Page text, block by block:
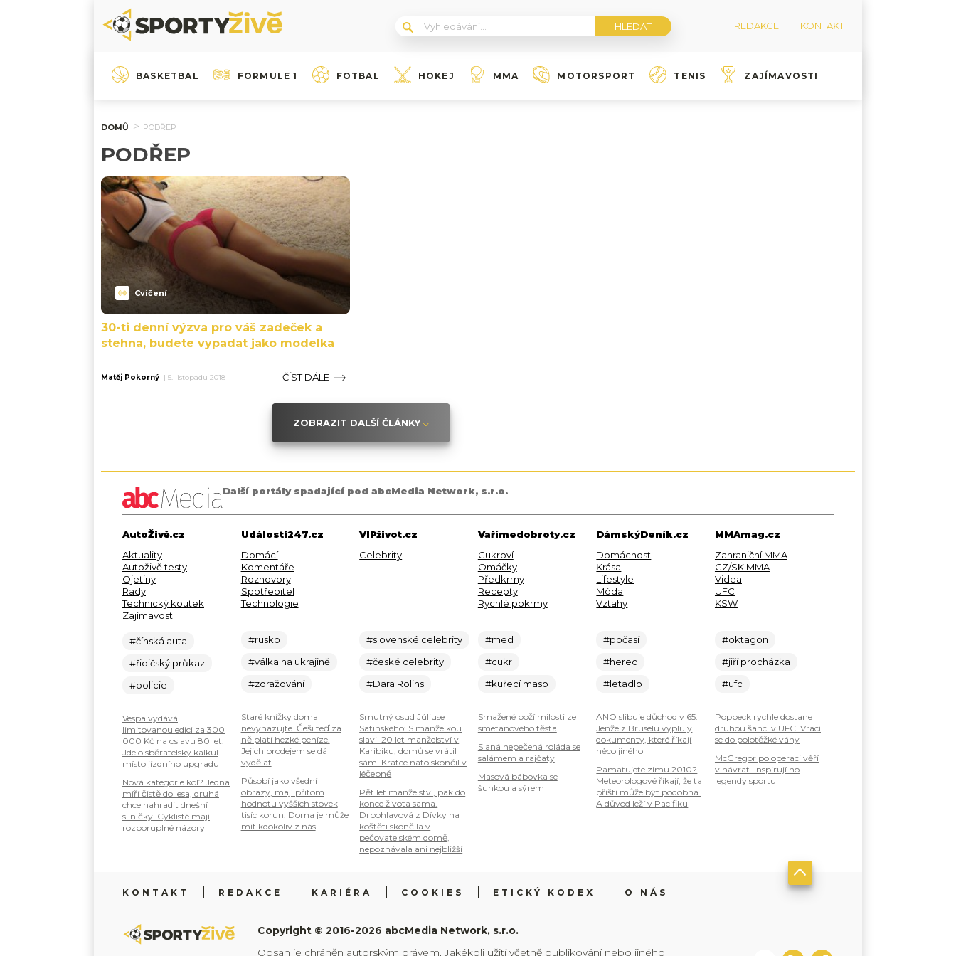
REDAKCE KONTAKT
BASKETBAL FORMULE 1 FOTBAL HOKEJ MMA MOTORSPORT TENIS ZAJÍMAVOSTI
DOMŮ PODŘEP
PODŘEP
Cvičení
30-ti denní výzva pro váš zadeček a
stehna, budete vypadat jako modelka
...
Matěj Pokorný | 5. listopadu 2018 ČÍST DÁLE
ZOBRAZIT DALŠÍ ČLÁNKY
Další portály spadající pod abcMedia Network, s.r.o.
AutoŽivě.cz
Aktuality
Autoživě testy
Ojetiny
Rady
Technický koutek
Zajímavosti
#čínská auta
#řidičský průkaz
#policie
Vespa vydává
limitovanou edici za 300
000 Kč na oslavu 80 let.
Jde o sběratelský kalkul
místo jízdního upgradu
Nová kategorie kol? Jedna
míří čistě do lesa, druhá
chce nahradit dnešní
silničky. Cyklisté mají
rozporuplné názory
Události247.cz
Domácí
Komentáře
Rozhovory
Spotřebitel
Technologie
#rusko
#válka na ukrajině
#zdražování
Staré knížky doma
nevyhazujte. Češi teď za
ně platí hezké peníze.
Jejich prodejem se dá
vydělat
Působí jako všední
obrazy, mají přitom
hodnotu vyšších stovek
tisíc korun. Doma je může
mít kdokoliv z nás
VIPživot.cz
Celebrity
#slovenské celebrity
#české celebrity
#Dara Rolins
Smutný osud Júliuse
Satinského: S manželkou
slavil 20 let manželství v
Karibiku, domů se vrátil
sám. Krátce nato skončil v
léčebně
Pět let manželství, pak do
konce života sama.
Drbohlavová z Dívky na
koštěti skončila v
pečovatelském domě,
nepoznávala ani nejbližší
Vařímedobroty.cz
Cukroví
Omáčky
Předkrmy
Recepty
Rychlé pokrmy
#med
#cukr
#kuřecí maso
Smažené boží milosti ze
smetanového těsta
Slaná nepečená roláda se
salámem a rajčaty
Masová bábovka se
šunkou a sýrem
DámskýDeník.cz
Domácnost
Krása
Lifestyle
Móda
Vztahy
#počasí
#herec
#letadlo
ANO slibuje důchod v 65.
Jenže z Bruselu vypluly
dokumenty, které říkají
něco jiného
Pamatujete zimu 2010?
Meteorologové říkají, že ta
příští může být podobná.
A důvod leží v Pacifiku
MMAmag.cz
Zahraniční MMA
CZ/SK MMA
Videa
UFC
KSW
#oktagon
#jiří procházka
#ufc
Poppeck rychle dostane
druhou šanci v UFC. Vrací
se do polotěžké váhy
McGregor po operaci věří
v návrat. Inspirují ho
legendy sportu
KONTAKT REDAKCE KARIÉRA COOKIES ETICKÝ KODEX O NÁS
Copyright © 2016-2026 abcMedia Network, s.r.o.
Obsah je chráněn autorským právem. Jakékoli užití včetně publikování nebo jiného